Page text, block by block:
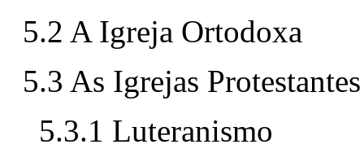
5.2 A Igreja Ortodoxa
5.3 As Igrejas
5.3.1 Luteranismo